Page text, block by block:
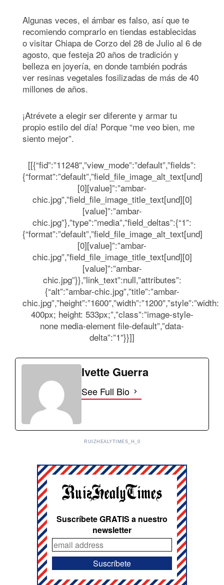
Algunas veces, el ámbar es falso, así que te
recomiendo comprarlo en tiendas establecidas
o visitar Chiapa de Corzo del 28 de Julio al 6 de
agosto, que festeja 20 años de tradición y
belleza en joyería, en donde también podrás
ver resinas vegetales fosilizadas de más de 40
millones de años.
¡Atrévete a elegir ser diferente y armar tu
propio estilo del día! Porque “me veo bien, me
siento mejor”.
[[{“fid”:”11248″,”view_mode”:”default”,”fields”:
{“format”:”default”,”field_file_image_alt_text[und]
[0][value]”:”ambar-
chic.jpg”,”field_file_image_title_text[und][0]
[value]”:”ambar-
chic.jpg”},”type”:”media”,”field_deltas”:{“1”:
{“format”:”default”,”field_file_image_alt_text[und]
[0][value]”:”ambar-
chic.jpg”,”field_file_image_title_text[und][0]
[value]”:”ambar-
chic.jpg”}},”link_text”:null,”attributes”:
{“alt”:”ambar-chic.jpg”,”title”:”ambar-
chic.jpg”,”height”:”1600″,”width”:”1200″,”style”:”width:
400px; height: 533px;”,”class”:”image-style-
none media-element file-default”,”data-
delta”:”1″}}]]
Ivette Guerra
See Full Bio
RUIZHEALYTIMES_H_0
Suscríbete GRATIS a nuestro
newsletter